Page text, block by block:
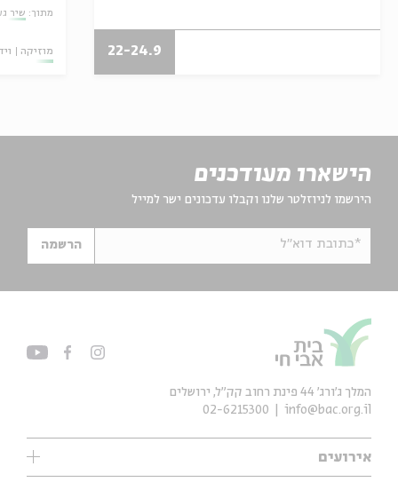
22-24.9
מתוך: שיר
מוזיקה
הישארו מעודכנים
הירשמו לניוזלטר שלנו וקבלו עדכונים ישר למייל
*כתובת דוא"ל הרשמה
אירועים
המלך ג'ורג' 44 פינת רחוב קק״ל, ירושלים
info@bac.org.il
02-6215300